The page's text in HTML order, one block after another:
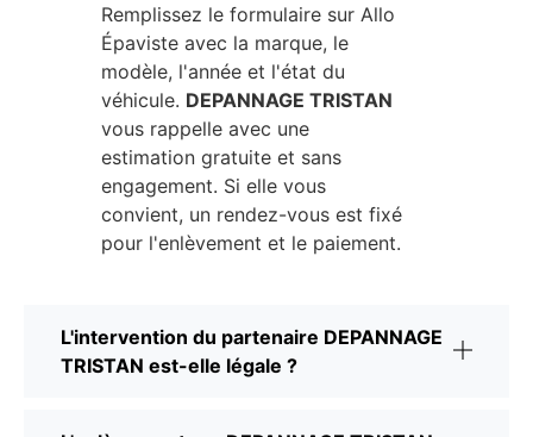
Remplissez le formulaire sur Allo
Épaviste avec la marque, le
modèle, l'année et l'état du
véhicule. DEPANNAGE TRISTAN
vous rappelle avec une
estimation gratuite et sans
engagement. Si elle vous
convient, un rendez-vous est fixé
pour l'enlèvement et le paiement.
L'intervention du partenaire DEPANNAGE
TRISTAN est-elle légale ?